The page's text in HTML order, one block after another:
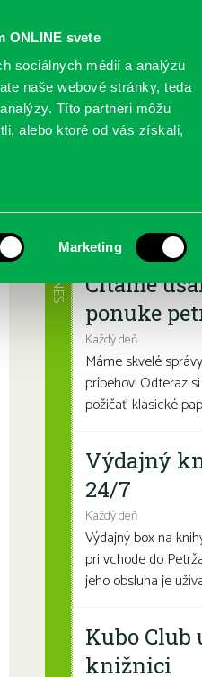
ONLINE svete
sociálnych médií a analýzu
naše webové stránky, teda
Títo partneri môžu
alebo ktoré od vás získali,
Marketing
O KNIŽNICI
Čítame
ponuke
Každý deň
Máme skvelé
príbehov! Odteraz
požičať klasické
DNES
Výdajný
24/7
Každý deň
Výdajný box na
pri vchode do
jeho obsluha je
Kubo Club
knižnici